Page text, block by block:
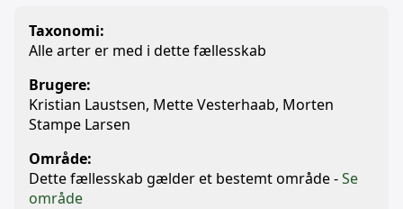
Taxonomi:
Alle arter er med i dette fællesskab
Brugere:
Kristian Laustsen, Mette Vesterhaab, Morten
Stampe Larsen
Område:
Dette fællesskab gælder et bestemt område -Se
område